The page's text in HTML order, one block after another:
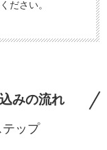
ださい。
みの流れ
ップ